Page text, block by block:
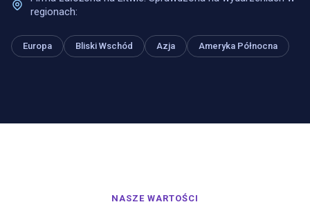
regionach:
Europa Bliski Wschód Azja Ameryka Północna
NASZE WARTOŚCI